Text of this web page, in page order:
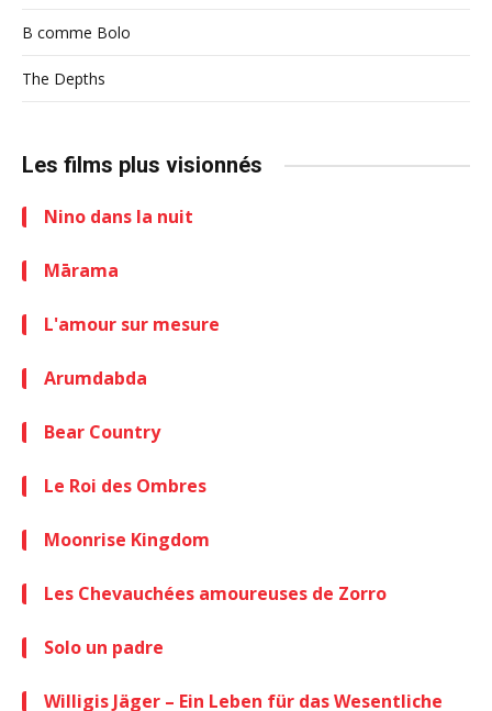
B comme Bolo
The Depths
Les films plus visionnés
Nino dans la nuit
Mārama
L'amour sur mesure
Arumdabda
Bear Country
Le Roi des Ombres
Moonrise Kingdom
Les Chevauchées amoureuses de Zorro
Solo un padre
Willigis Jäger – Ein Leben für das Wesentliche